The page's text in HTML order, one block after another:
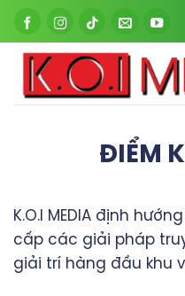
content
ĐIỂM
K.O.I MEDIA định
cấp các giải pháp
giải trí hàng đầu khu